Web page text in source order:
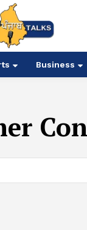
Business